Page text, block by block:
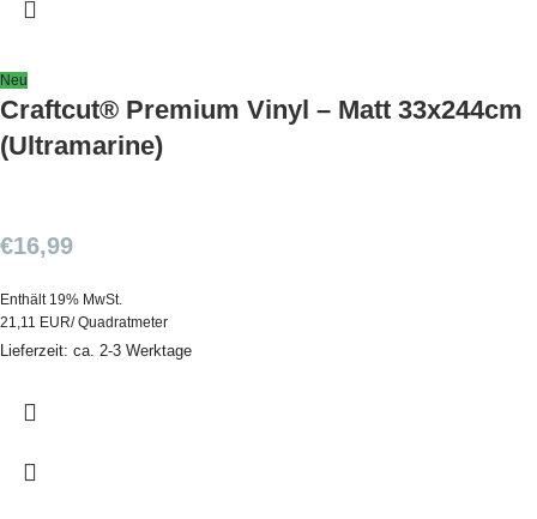
Neu
Craftcut® Premium Vinyl – Matt 33x244cm
(Ultramarine)
€16,99
Enthält 19% MwSt.
21,11 EUR/ Quadratmeter
Lieferzeit: ca. 2-3 Werktage